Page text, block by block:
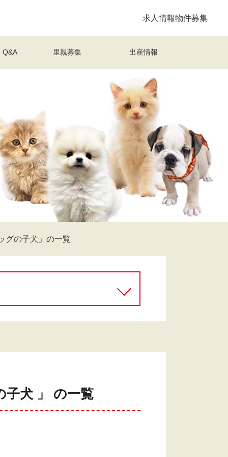
求人情報物件募集
Q&A 里親募集 出産情報
グの子犬」の一覧
子犬 」 の一覧